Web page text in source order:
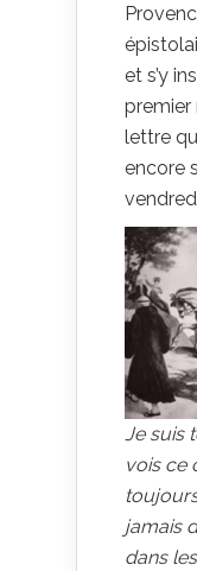
et s’y
premier
lettre
encore
Je suis
vois ce
jamais
dans